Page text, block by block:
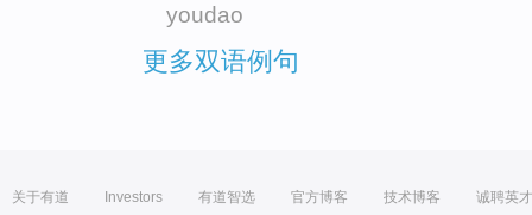
youdao
更多双语例句
关于有道 Investors 有道智选 官方博客 技术博客 诚聘英才